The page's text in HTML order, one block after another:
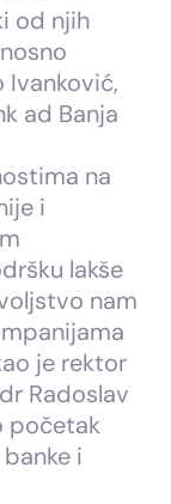
od njih
Ivanković,
ad Banja
na
i
lakše
nam
je rektor
Radoslav
početak
i